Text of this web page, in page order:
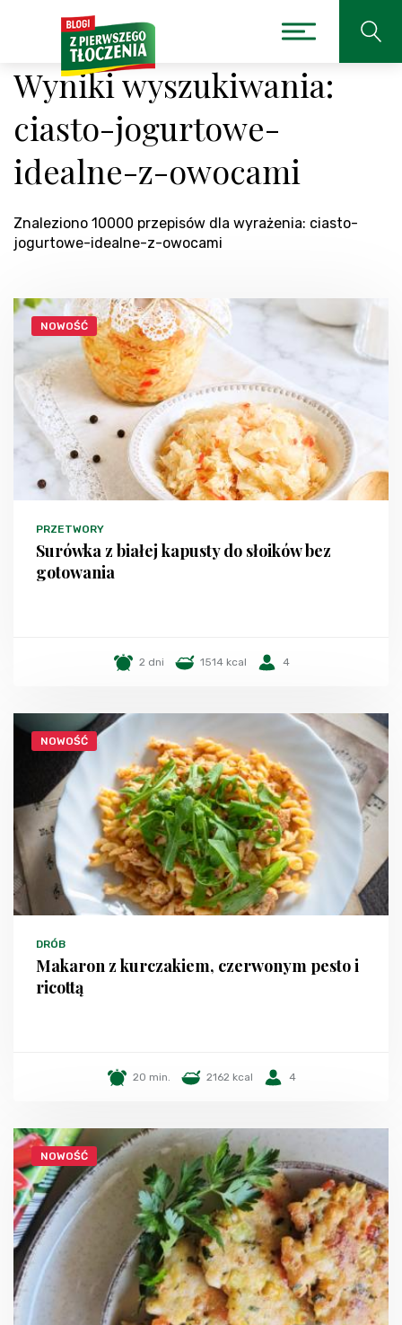
Wyniki wyszukiwania:
ciasto-jogurtowe-
idealne-z-owocami
Znaleziono 10000 przepisów dla wyrażenia: ciasto-
jogurtowe-idealne-z-owocami
NOWOŚĆ
PRZETWORY
Surówka z białej kapusty do słoików bez
gotowania
2 dni 1514 kcal 4
NOWOŚĆ
DRÓB
Makaron z kurczakiem, czerwonym pesto i
ricottą
20 min. 2162 kcal 4
NOWOŚĆ